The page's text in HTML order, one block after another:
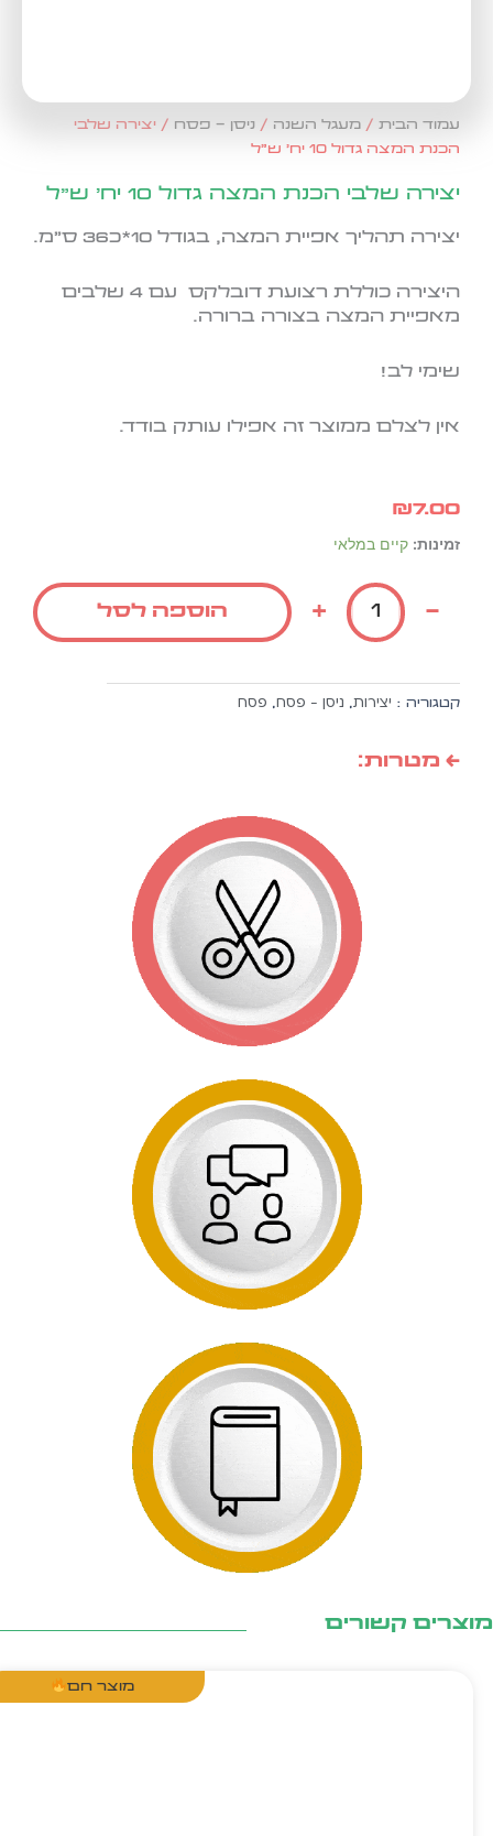
עמוד הבית/מעגל השנה/ ניסן - פסח/ יצירה שלבי
הכנת המצה גדול 10 יח' ש"ל
יצירה שלבי הכנת המצה גדול 10 יח' ש"ל
יצירה תהליך אפיית המצה, בגודל 10*כ36 ס"מ.
היצירה כוללת רצועת דובלקס עם 4 שלבים
מאפיית המצה בצורה ברורה.
שימי לב!
אין לצלם ממוצר זה אפילו עותק בודד.
₪7.00
זמינות: קיים במלאי
כמות
יצירה
שלבי
הכנת
גדול
10
ש"ל
הוספה לסל
קטגוריה : יצירות,ניסן - פסח,פסח
← מטרות:
קשורים
מוצר חם